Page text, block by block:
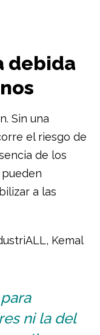
debida
Sin una
el riesgo de
de los
a las
Kemal
ni la del